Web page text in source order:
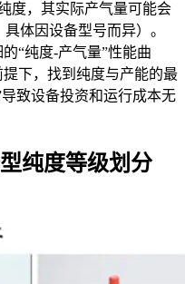
度，其实际产气量可能会
体因设备型号而异）。
“纯度-产气量”性能曲
下，找到纯度与产能的最
致设备投资和运行成本无
纯度等级划分